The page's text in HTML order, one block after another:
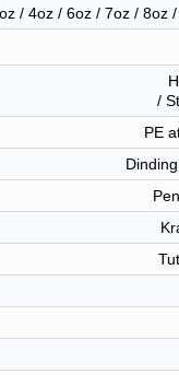
/ 4oz / 6oz / 7oz / 8oz
/
PE